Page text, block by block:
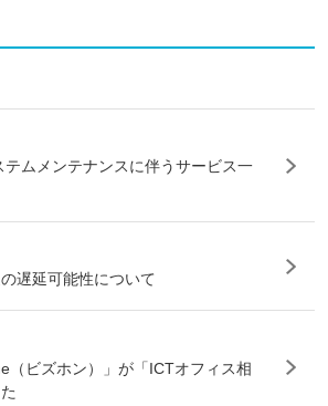
ムメンテナンスに伴うサービス一
遅延可能性について
（ビズホン）」が「ICTオフィス相